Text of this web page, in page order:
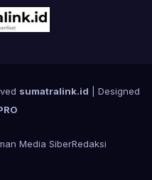
sumatralink.id | Designed
Media SiberRedaksi